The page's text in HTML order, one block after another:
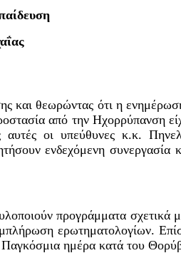
και θεωρώντας ότι η
από την Ηχορρύπανση
αυτές οι υπεύθυνες κ.κ.
ενδεχόμενη συνεργασία
προγράμματα σχετικά
ερωτηματολογίων.
ημέρα κατά του